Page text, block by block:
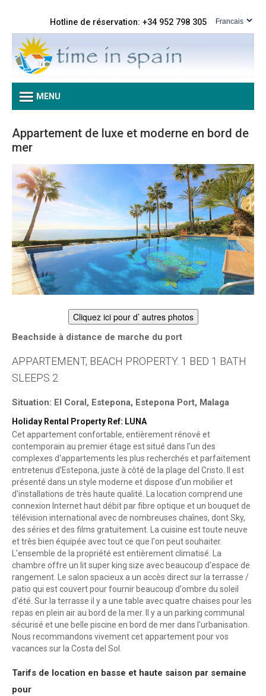
Hotline de réservation: +34 952 798 305
MENU
Appartement de luxe et moderne en bord de
mer
Cliquez ici pour d’ autres photos
Beachside à distance de marche du port
APPARTEMENT, BEACH PROPERTY. 1 BED 1 BATH
SLEEPS 2
Situation: El Coral, Estepona, Estepona Port, Malaga
Holiday Rental Property Ref: LUNA
Cet appartement confortable, entièrement rénové et
contemporain au premier étage est situé dans l'un des
complexes d'appartements les plus recherchés et parfaitement
entretenus d'Estepona, juste à côté de la plage del Cristo. Il est
présenté dans un style moderne et dispose d'un mobilier et
d'installations de très haute qualité. La location comprend une
connexion Internet haut débit par fibre optique et un bouquet de
télévision international avec de nombreuses chaînes, dont Sky,
des séries et des films gratuitement. La cuisine est toute neuve
et très bien équipée avec tout ce que l'on peut souhaiter.
L'ensemble de la propriété est entièrement climatisé. La
chambre offre un lit super king size avec beaucoup d'espace de
rangement. Le salon spacieux a un accès direct sur la terrasse /
patio qui est couvert pour fournir beaucoup d'ombre du soleil
d'été. Sur la terrasse il y a une table avec quatre chaises pour les
repas en plein air au bord de la mer. Il y a un parking communal
sécurisé et une belle piscine en bord de mer dans l'urbanisation.
Nous recommandons vivement cet appartement pour vos
vacances sur la Costa del Sol.
Tarifs de location en basse et haute saison par semaine
pour